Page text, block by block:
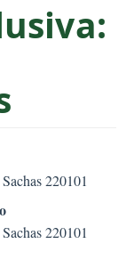
220101
220101